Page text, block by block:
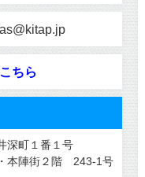
こちら
深町１番１号
本陣街２階 243-1号